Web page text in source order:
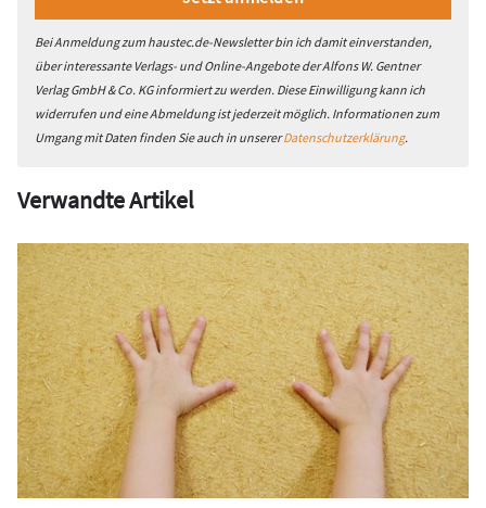
Bei Anmeldung zum haustec.de-Newsletter bin ich damit einverstanden,
über interessante Verlags- und Online-Angebote der Alfons W. Gentner
Verlag GmbH & Co. KG informiert zu werden. Diese Einwilligung kann ich
widerrufen und eine Abmeldung ist jederzeit möglich. Informationen zum
Umgang mit Daten finden Sie auch in unsererDatenschutzerklärung.
Verwandte Artikel